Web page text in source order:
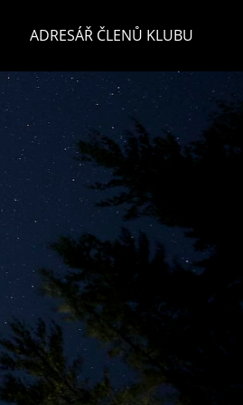
ADRESÁŘ ČLENŮ KLUBU